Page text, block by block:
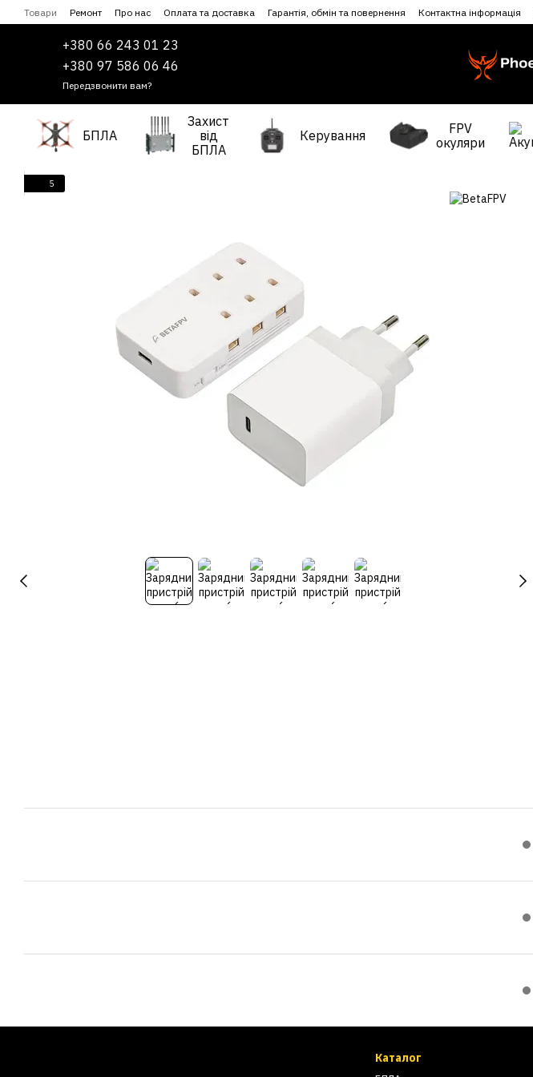
Перейти до основного контенту
Товари Ремонт Про нас Оплата та доставка Гарантія, обмін та повернення Контактна інформація
Співпраця
Угода користувача
+380 66 243 01 23
+380 97 586 06 46
Передзвонити вам?
БПЛА
Захист
від
БПЛА
Керування
FPV
окуляри
5
Каталог